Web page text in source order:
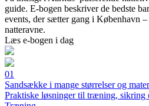
guide. E-bogen beskriver de bedste
events, der sætter gang i København
natteravne.
Læs e-bogen i dag
01
Sandsække i mange størrelser og
Praktiske løsninger til træning, sikring